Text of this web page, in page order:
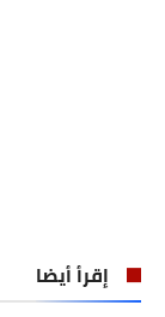
إقرأ أيضا